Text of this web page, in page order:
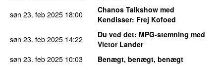
søn 23. feb 2025 18:00
Chanos Talkshow med
Kendisser: Frej Kofoed
søn 23. feb 2025 14:22 Du ved det: MPG-stemning med
Victor Lander
søn 23. feb 2025 10:03
Benægt, benægt, benægt